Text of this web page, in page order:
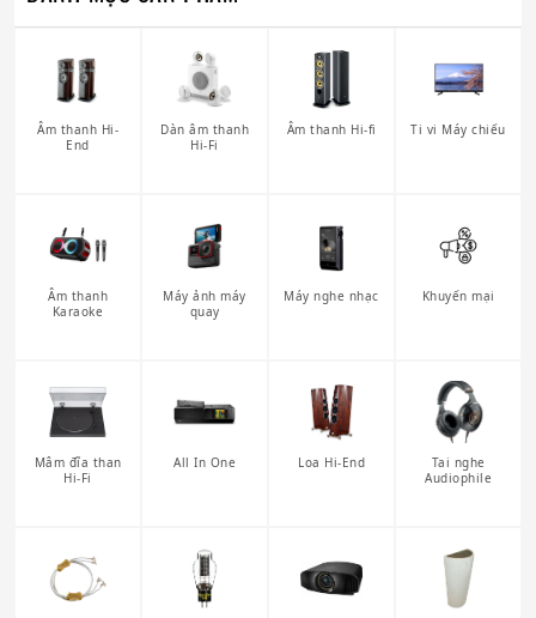
Âm thanh Hi-
End
Dàn âm thanh
Hi-Fi
Âm thanh Hi-fi Ti vi Máy chiếu
Âm thanh
Karaoke
Máy ảnh máy
quay
Máy nghe nhạc Khuyến mại
Mâm đĩa than
Hi-Fi
All In One Loa Hi-End
Tai nghe
Audiophile